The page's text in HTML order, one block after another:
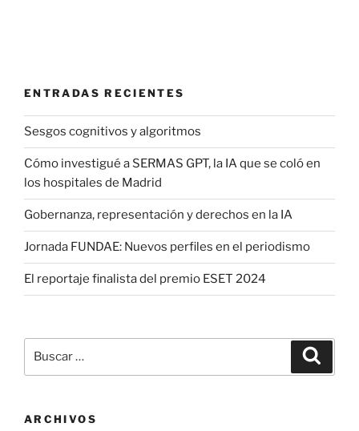
ENTRADAS RECIENTES
Sesgos cognitivos y algoritmos
Cómo investigué a SERMAS GPT, la IA que se coló en
los hospitales de Madrid
Gobernanza, representación y derechos en la IA
Jornada FUNDAE: Nuevos perfiles en el periodismo
El reportaje finalista del premio ESET 2024
por:
ARCHIVOS